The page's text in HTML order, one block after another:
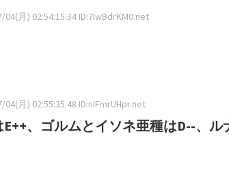
04(月) 02:54:15.34 ID:7IwBdrKM0.net
04(月) 02:55:35.48 ID:nIFmrUHpr.net
、ゴルムとイソネ亜種はD--、ル